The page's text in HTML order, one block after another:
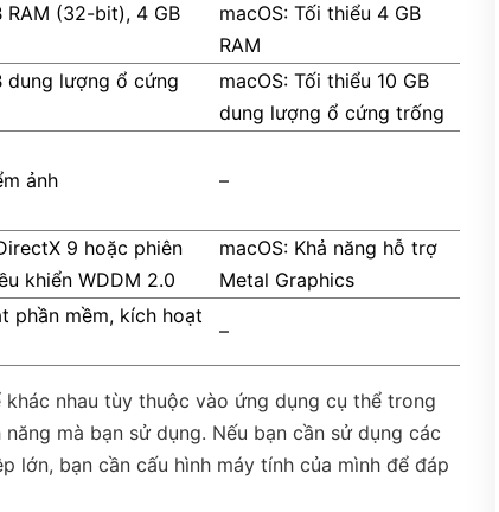
RAM (32-bit), 4 GB
macOS: Tối thiểu 4 GB
RAM
dung lượng ổ cứng
macOS: Tối thiểu 10 GB
dung lượng ổ cứng trống
ảnh –
9 hoặc phiên
khiển WDDM 2.0
macOS: Khả năng hỗ trợ
Metal Graphics
phần mềm, kích hoạt
–
nhau tùy thuộc vào ứng dụng cụ thể trong
mà bạn sử dụng. Nếu bạn cần sử dụng các
lớn, bạn cần cấu hình máy tính của mình để đáp